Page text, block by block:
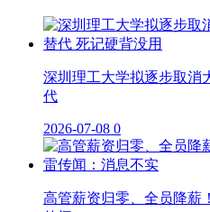
深圳理工大学拟逐步取消
代
2026-07-08 0
高管薪资归零、全员降薪